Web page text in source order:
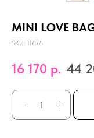
MINI LOVE
SKU: 11676
16 170 р. 44